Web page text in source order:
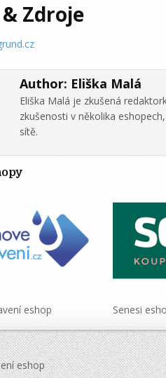
Zdroje
Author: Eliška Malá
Eliška Malá je zkušená
zkušenosti v několika
sítě.
eshop Senesi
eshop